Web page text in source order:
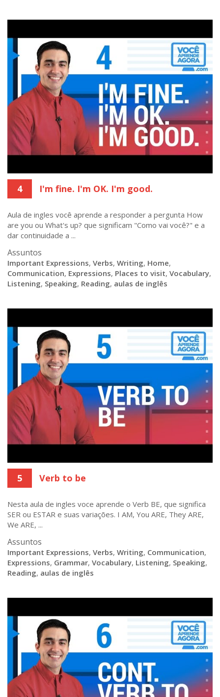
4 I'm fine. I'm OK. I'm good.
Aula de ingles você aprende a responder a pergunta How
are you ou What's up? que significam "Como vai você?" e a
dar continuidade a ...
Assuntos
Important Expressions, Verbs, Writing, Home,
Communication, Expressions, Places to visit, Vocabulary,
Listening, Speaking, Reading, aulas de inglês
5 Verb to be
Nesta aula de ingles voce aprende o Verb BE, que significa
SER ou ESTAR e suas variações. I AM, You ARE, They ARE,
We ARE, ...
Assuntos
Important Expressions, Verbs, Writing, Communication,
Expressions, Grammar, Vocabulary, Listening, Speaking,
Reading, aulas de inglês